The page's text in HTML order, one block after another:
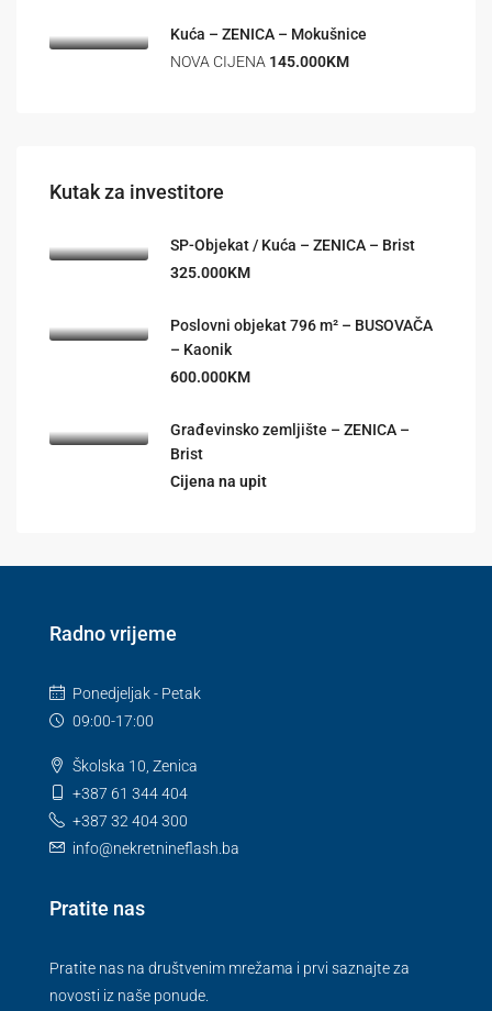
Kuća – ZENICA – Mokušnice
NOVA CIJENA 145.000KM
Kutak za investitore
SP-Objekat / Kuća – ZENICA – Brist
325.000KM
Poslovni objekat 796 m² – BUSOVAČA
– Kaonik
600.000KM
Građevinsko zemljište – ZENICA –
Brist
Cijena na upit
Radno vrijeme
Ponedjeljak - Petak
09:00-17:00
Školska 10, Zenica
+387 61 344 404
+387 32 404 300
info@nekretnineflash.ba
Pratite nas
Pratite nas na društvenim mrežama i prvi saznajte za
novosti iz naše ponude.